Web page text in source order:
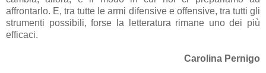
affrontarlo. E, tra tutte le armi difensive e offensive, tra tutti gli
strumenti possibili, forse la letteratura rimane uno dei più
efficaci.
Carolina Pernigo